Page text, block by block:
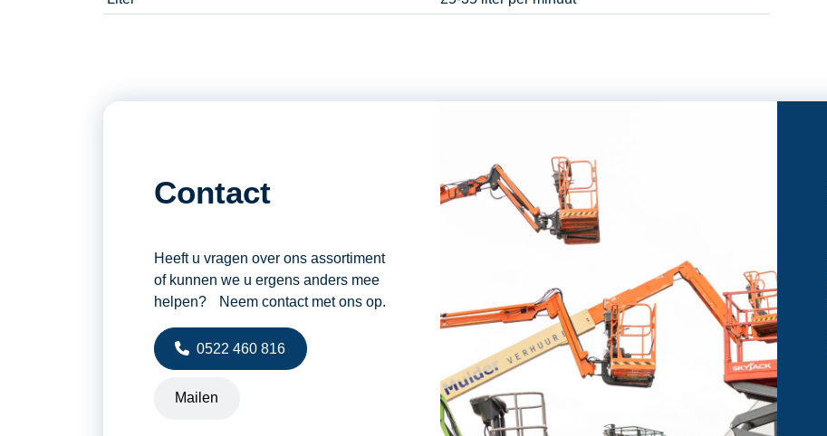
Contact
Heeft u vragen over ons assortiment
of kunnen we u ergens anders mee
helpen? Neem contact met ons op.
0522 460 816
Mailen